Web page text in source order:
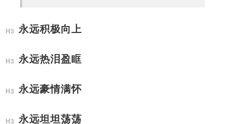
永远积极向上
永远热泪盈眶
永远豪情满怀
永远坦坦荡荡